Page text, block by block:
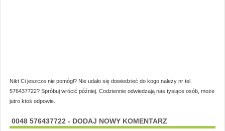
Nikt Ci jeszcze nie pomógł? Nie udało się dowiedzieć do kogo należy nr tel.
576437722? Spróbuj wrócić później. Codziennie odwiedzają nas tysiące osób, może
jutro ktoś odpowie.
0048 576437722 - DODAJ NOWY KOMENTARZ